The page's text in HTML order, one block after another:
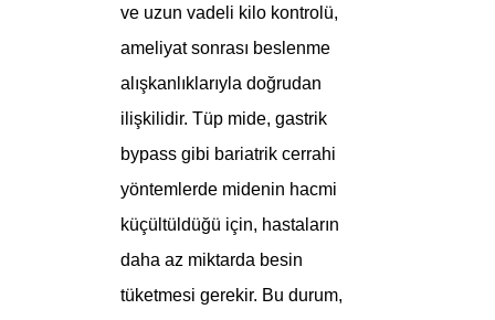
ve uzun vadeli kilo kontrolü,
ameliyat sonrası beslenme
alışkanlıklarıyla doğrudan
ilişkilidir. Tüp mide, gastrik
bypass gibi bariatrik cerrahi
yöntemlerde midenin hacmi
küçültüldüğü için, hastaların
daha az miktarda besin
tüketmesi gerekir. Bu durum,